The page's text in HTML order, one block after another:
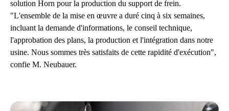
solution Horn pour la production du support de frein.
"L'ensemble de la mise en œuvre a duré cinq à six semaines,
incluant la demande d'informations, le conseil technique,
l'approbation des plans, la production et l'intégration dans notre
usine. Nous sommes très satisfaits de cette rapidité d'exécution",
confie M. Neubauer.